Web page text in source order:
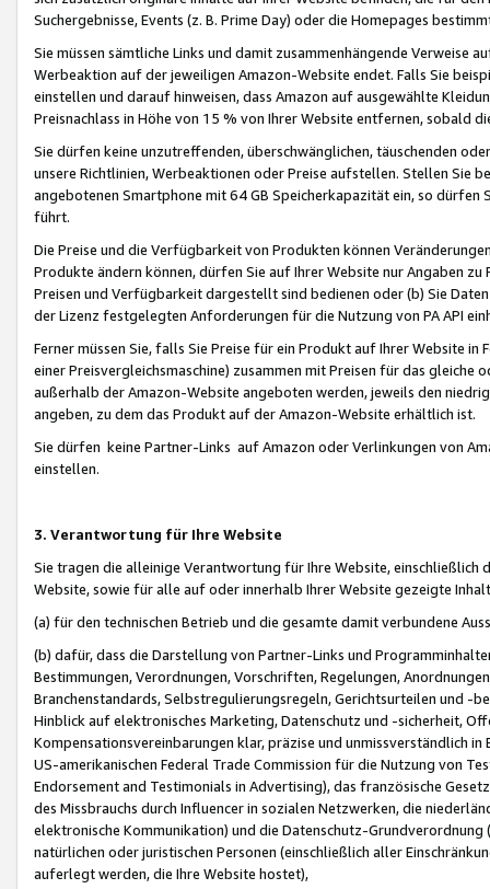
Suchergebnisse, Events (z. B. Prime Day) oder die Homepages
Sie müssen sämtliche Links und damit zusammenhängende
Werbeaktion auf der jeweiligen Amazon-Website endet. Falls Sie
einstellen und darauf hinweisen, dass Amazon auf ausgewählte
Preisnachlass in Höhe von 15 % von Ihrer Website entfernen, sobald
Sie dürfen keine unzutreffenden, überschwänglichen, täuschenden
unsere Richtlinien, Werbeaktionen oder Preise aufstellen. Stellen Sie
angebotenen Smartphone mit 64 GB Speicherkapazität ein, so dürfen
führt.
Die Preise und die Verfügbarkeit von Produkten können
Produkte ändern können, dürfen Sie auf Ihrer Website nur Angaben
Preisen und Verfügbarkeit dargestellt sind bedienen oder (b) Sie
der Lizenz festgelegten Anforderungen für die Nutzung von PA API
Ferner müssen Sie, falls Sie Preise für ein Produkt auf Ihrer Website
einer Preisvergleichsmaschine) zusammen mit Preisen für das
außerhalb der Amazon-Website angeboten werden, jeweils den
angeben, zu dem das Produkt auf der Amazon-Website erhältlich ist.
Sie dürfen keine Partner-Links auf Amazon oder Verlinkungen von
einstellen.
3. Verantwortung für Ihre Website
Sie tragen die alleinige Verantwortung für Ihre Website,
Website, sowie für alle auf oder innerhalb Ihrer Website gezeigte
(a) für den technischen Betrieb und die gesamte damit verbundene
(b) dafür, dass die Darstellung von Partner-Links und
Bestimmungen, Verordnungen, Vorschriften, Regelungen,
Branchenstandards, Selbstregulierungsregeln, Gerichtsurteilen und -
Hinblick auf elektronisches Marketing, Datenschutz und -sicherheit,
Kompensationsvereinbarungen klar, präzise und unmissverständlich
US-amerikanischen Federal Trade Commission für die Nutzung von
Endorsement and Testimonials in Advertising), das französische
des Missbrauchs durch Influencer in sozialen Netzwerken, die
elektronische Kommunikation) und die Datenschutz-
natürlichen oder juristischen Personen (einschließlich aller
auferlegt werden, die Ihre Website hostet),